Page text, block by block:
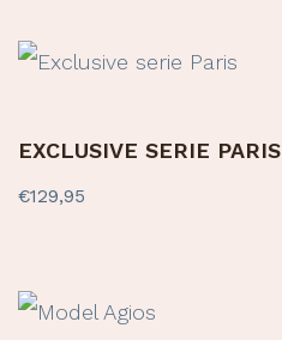
EXCLUSIVE SERIE PARIS
€129,95